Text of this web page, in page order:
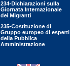
234-Dichiarazioni sulla
Giornata Internazionale
dei Migranti
235-Costituzione di
Gruppo europeo di esperti
della Pubblica
Amministrazione